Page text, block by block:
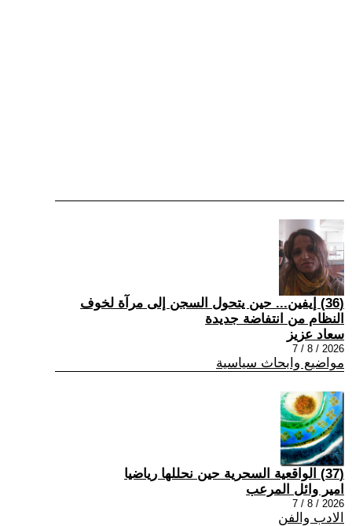
(36) إيفين... حين يتحول السجن إلى مرآة لخوف
النظام من انتفاضة جديدة
سعاد عزيز
2026 / 8 / 7
مواضيع وابحاث سياسية
(37) الواقعية السحرية حين نحللها رياضيا
امير وائل المرعب
2026 / 8 / 7
الادب والفن